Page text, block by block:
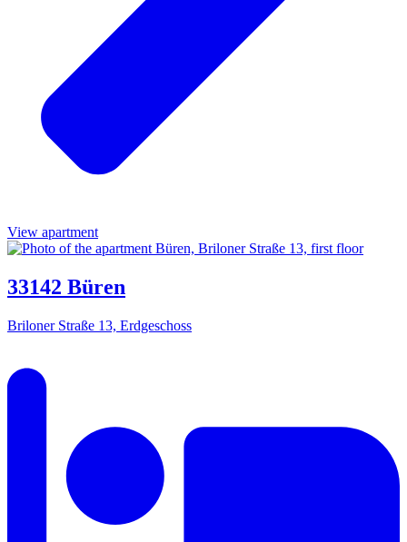
View apartment
33142 Büren
Briloner Straße 13, Erdgeschoss